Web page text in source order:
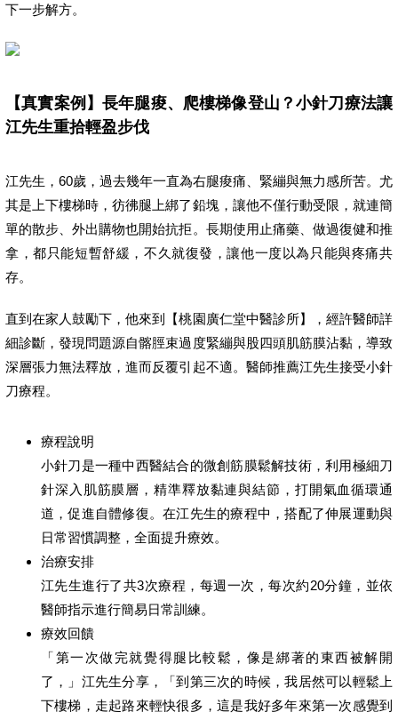
下一步解方。
【真實案例】長年腿痠、爬樓梯像登山？小針刀療法讓
江先生重拾輕盈步伐
江先生，60歲，過去幾年一直為右腿痠痛、緊繃與無力感所苦。尤
其是上下樓梯時，彷彿腿上綁了鉛塊，讓他不僅行動受限，就連簡
單的散步、外出購物也開始抗拒。長期使用止痛藥、做過復健和推
拿，都只能短暫舒緩，不久就復發，讓他一度以為只能與疼痛共
存。
直到在家人鼓勵下，他來到【桃園廣仁堂中醫診所】，經許醫師詳
細診斷，發現問題源自髂脛束過度緊繃與股四頭肌筋膜沾黏，導致
深層張力無法釋放，進而反覆引起不適。醫師推薦江先生接受小針
刀療程。
療程說明
小針刀是一種中西醫結合的微創筋膜鬆解技術，利用極細刀
針深入肌筋膜層，精準釋放黏連與結節，打開氣血循環通
道，促進自體修復。在江先生的療程中，搭配了伸展運動與
日常習慣調整，全面提升療效。
治療安排
江先生進行了共3次療程，每週一次，每次約20分鐘，並依
醫師指示進行簡易日常訓練。
療效回饋
「第一次做完就覺得腿比較鬆，像是綁著的東西被解開
了，」江先生分享，「到第三次的時候，我居然可以輕鬆上
下樓梯，走起路來輕快很多，這是我好多年來第一次感覺到